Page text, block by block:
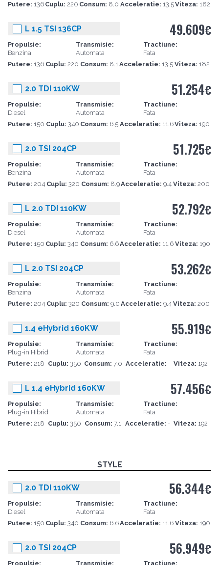
Putere: 136 Cuplu:220 Consum: 8.0 Acceleratie: 13.5Viteza: 182
L 1.5 TSI 136CP
Propulsie:
Benzina
Transmisie:
Automata
Tractiune:
Fata
Putere: 136 Cuplu: 220 Consum: 8.1Acceleratie: 13.5 Viteza: 182
49.609€
2.0 TDI 110KW
Propulsie:
Diesel
Transmisie:
Automata
Tractiune:
Fata
Putere: 150 Cuplu: 340 Consum: 6.5 Acceleratie: 11.6Viteza: 190
51.254€
2.0 TSI 204CP
Propulsie:
Benzina
Transmisie:
Automata
Tractiune:
Fata
Putere: 204 Cuplu: 320 Consum: 8.9Acceleratie:9.4 Viteza:200
51.725€
L 2.0 TDI 110KW
Propulsie:
Diesel
Transmisie:
Automata
Tractiune:
Fata
Putere: 150 Cuplu:340 Consum: 6.6Acceleratie: 11.6 Viteza: 190
52.792€
L 2.0 TSI 204CP
Propulsie:
Benzina
Transmisie:
Automata
Tractiune:
Fata
Putere: 204 Cuplu: 320 Consum: 9.0 Acceleratie:9.4 Viteza:200
53.262€
1.4 eHybrid 160KW
Propulsie:
Plug-in Hibrid
Transmisie:
Automata
Tractiune:
Fata
Putere: 218 Cuplu: 350 Consum:7.0 Acceleratie: - Viteza: 192
55.919€
L 1.4 eHybrid 160KW
Propulsie:
Plug-in Hibrid
Transmisie:
Automata
Tractiune:
Fata
Putere: 218 Cuplu:350 Consum:7.1 Acceleratie: - Viteza: 192
57.456€
STYLE
2.0 TDI 110KW
Propulsie:
Diesel
Transmisie:
Automata
Tractiune:
Fata
Putere: 150 Cuplu:340 Consum: 6.6Acceleratie: 11.6 Viteza: 190
56.344€
2.0 TSI 204CP
Propulsie: Transmisie: Tractiune:
56.949€